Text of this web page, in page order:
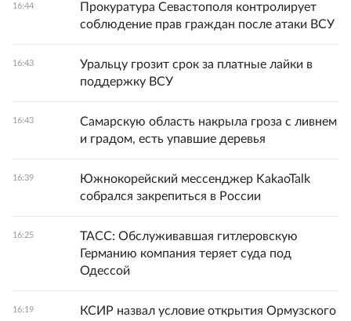
16:44
Прокуратура Севастополя контролирует
соблюдение прав граждан после атаки ВСУ
16:43
Уральцу грозит срок за платные лайки в
поддержку ВСУ
16:43
Самарскую область накрыла гроза с ливнем
и градом, есть упавшие деревья
16:39
Южнокорейский мессенджер KakaoTalk
собрался закрепиться в России
16:25
ТАСС: Обслуживавшая гитлеровскую
Германию компания теряет суда под
Одессой
16:19
КСИР назвал условие открытия Ормузского